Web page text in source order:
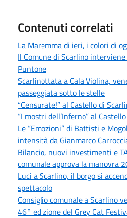
Contenuti correlati
La Maremma di ieri, i colori di
Il Comune di Scarlino
Puntone
Scarlinottata a Cala Violina,
passeggiata sotto le stelle
“Censurate!” al Castello di
“I mostri dell’Inferno” al
Le “Emozioni” di Battisti e
intensità da Gianmarco
Bilancio, nuovi investimenti e
comunale approva la manovra
Luci a Scarlino, il borgo si
spettacolo
Consiglio comunale a Scarlino
46° edizione del Grey Cat